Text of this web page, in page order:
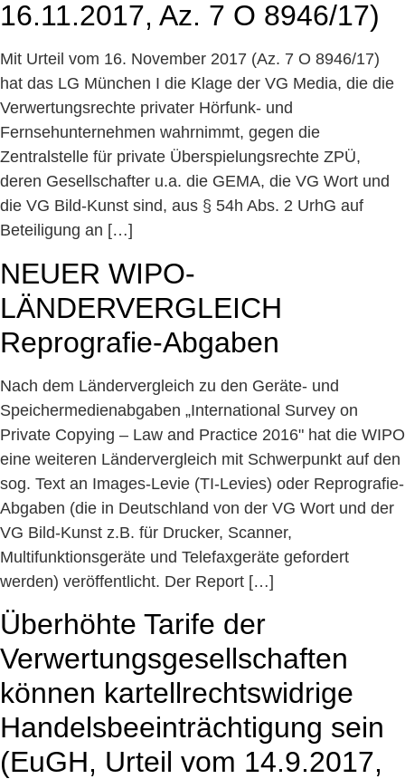
16.11.2017, Az. 7 O 8946/17)
Mit Urteil vom 16. November 2017 (Az. 7 O 8946/17)
hat das LG München I die Klage der VG Media, die die
Verwertungsrechte privater Hörfunk- und
Fernsehunternehmen wahrnimmt, gegen die
Zentralstelle für private Überspielungsrechte ZPÜ,
deren Gesellschafter u.a. die GEMA, die VG Wort und
die VG Bild-Kunst sind, aus § 54h Abs. 2 UrhG auf
Beteiligung an […]
NEUER WIPO-
LÄNDERVERGLEICH
Reprografie-Abgaben
Nach dem Ländervergleich zu den Geräte- und
Speichermedienabgaben „International Survey on
Private Copying – Law and Practice 2016" hat die WIPO
eine weiteren Ländervergleich mit Schwerpunkt auf den
sog. Text an Images-Levie (TI-Levies) oder Reprografie-
Abgaben (die in Deutschland von der VG Wort und der
VG Bild-Kunst z.B. für Drucker, Scanner,
Multifunktionsgeräte und Telefaxgeräte gefordert
werden) veröffentlicht. Der Report […]
Überhöhte Tarife der
Verwertungsgesellschaften
können kartellrechtswidrige
Handelsbeeinträchtigung sein
(EuGH, Urteil vom 14.9.2017,